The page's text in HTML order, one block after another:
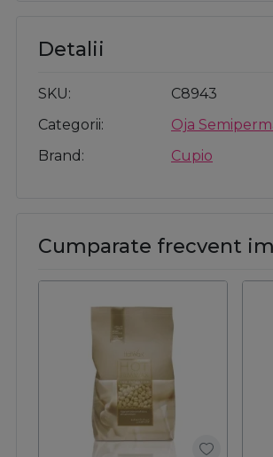
Detalii
SKU
C8943
Categorii
Oja
Brand
Cupio
Cumparate frecvent